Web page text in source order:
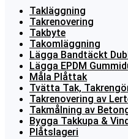
Takläggning
Takrenovering
Takbyte
Takomläggning
Lägga Bandtäckt
Lägga EPDM
Måla Plåttak
Tvätta Tak,
Takrenovering av
Takmålning av
Bygga Takkupa &
Plåtslageri